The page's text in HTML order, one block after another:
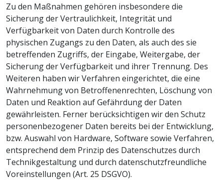
Zu den Maßnahmen gehören insbesondere die
Sicherung der Vertraulichkeit, Integrität und
Verfügbarkeit von Daten durch Kontrolle des
physischen Zugangs zu den Daten, als auch des sie
betreffenden Zugriffs, der Eingabe, Weitergabe, der
Sicherung der Verfügbarkeit und ihrer Trennung. Des
Weiteren haben wir Verfahren eingerichtet, die eine
Wahrnehmung von Betroffenenrechten, Löschung von
Daten und Reaktion auf Gefährdung der Daten
gewährleisten. Ferner berücksichtigen wir den Schutz
personenbezogener Daten bereits bei der Entwicklung,
bzw. Auswahl von Hardware, Software sowie Verfahren,
entsprechend dem Prinzip des Datenschutzes durch
Technikgestaltung und durch datenschutzfreundliche
Voreinstellungen (Art. 25 DSGVO).